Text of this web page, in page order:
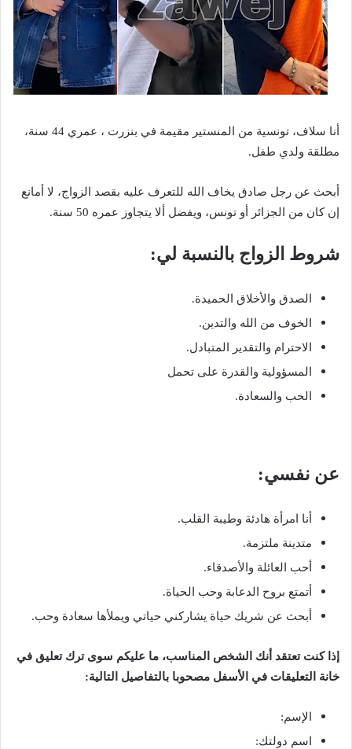
أنا سلاف، تونسية من المنستير مقيمة في بنزرت ، عمري 44 سنة،
مطلقة ولدي طفل.
أبحث عن رجل صادق يخاف الله للتعرف عليه بقصد الزواج، لا أمانع
إن كان من الجزائر أو تونس، ويفضل ألا يتجاوز عمره 50 سنة.
شروط الزواج بالنسبة لي:
الصدق والأخلاق الحميدة.
الخوف من الله والتدين.
الاحترام والتقدير المتبادل.
المسؤولية والقدرة على تحمل
الحب والسعادة.
عن نفسي:
أنا امرأة هادئة وطيبة القلب.
متدينة ملتزمة.
أحب العائلة والأصدقاء.
أتمتع بروح الدعابة وحب الحياة.
أبحث عن شريك حياة يشاركني حياتي ويملأها سعادة وحب.
إذا كنت تعتقد أنك الشخص المناسب، ما عليكم سوى ترك تعليق في
خانة التعليقات في الأسفل مصحوبا بالتفاصيل التالية:
الإسم:
اسم دولتك: